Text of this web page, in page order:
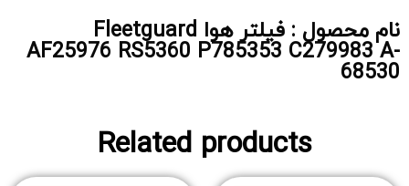
نام محصول : فیلتر هوا Fleetguard
AF25976 RS5360 P785353 C279983 A-
68530
Related products